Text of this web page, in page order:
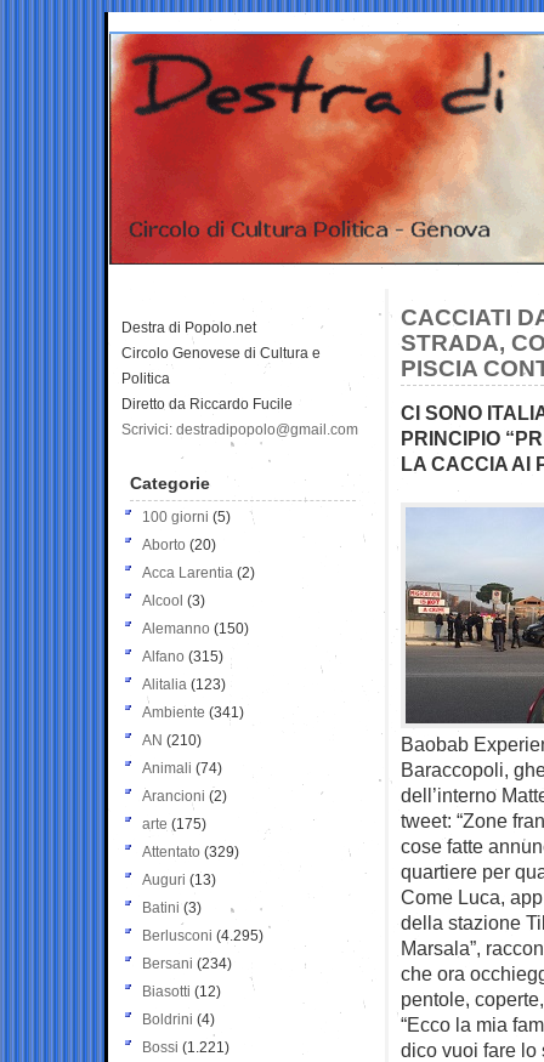
CACCIATI
STRADA,
PISCIA
CI SONO
PRINCIPIO
LA CACCIA AI
Baobab
Baraccopoli,
dell’interno
tweet: “Zone
cose fatte
quartiere per
Come Luca,
della stazione
Marsala”,
che ora
pentole,
“Ecco la mia
dico vuoi fare lo
Destra di Popolo.net
Circolo Genovese di Cultura e
Politica
Diretto da Riccardo Fucile
Scrivici: destradipopolo@gmail.com
Categorie
100 giorni (5)
Aborto (20)
Acca Larentia (2)
Alcool (3)
Alemanno (150)
Alfano (315)
Alitalia (123)
Ambiente (341)
AN (210)
Animali (74)
Arancioni (2)
arte (175)
Attentato (329)
Auguri (13)
Batini (3)
Berlusconi (4.295)
Bersani (234)
Biasotti (12)
Boldrini (4)
Bossi (1.221)